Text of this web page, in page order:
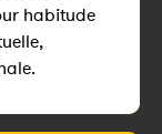
habitude